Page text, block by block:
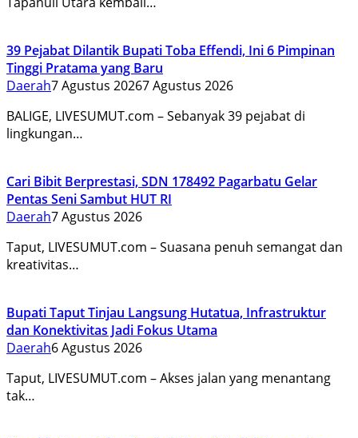
39 Pejabat Dilantik Bupati Toba Effendi, Ini 6 Pimpinan
Tinggi Pratama yang Baru
Daerah7 Agustus 20267 Agustus 2026
BALIGE, LIVESUMUT.com – Sebanyak 39 pejabat di
lingkungan…
Cari Bibit Berprestasi, SDN 178492 Pagarbatu Gelar
Pentas Seni Sambut HUT RI
Daerah7 Agustus 2026
Taput, LIVESUMUT.com – Suasana penuh semangat dan
kreativitas…
Bupati Taput Tinjau Langsung Hutatua, Infrastruktur
dan Konektivitas Jadi Fokus Utama
Daerah6 Agustus 2026
Taput, LIVESUMUT.com – Akses jalan yang menantang
tak…